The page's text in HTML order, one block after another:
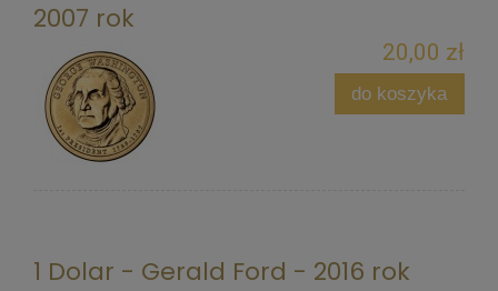
2007 rok
20,00 zł
do koszyka
1 Dolar - Gerald Ford - 2016 rok